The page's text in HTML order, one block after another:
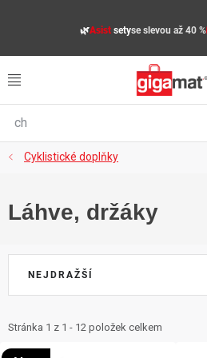
🌿Asistsetyse slevou až 40 %
ZAHRADA
SPORT, OUTDOOR
Cyklistické doplňky
Láhve, držáky
Stránka 1 z 1 - 12 položek celkem
e
NEJDRAŽŠÍ
V